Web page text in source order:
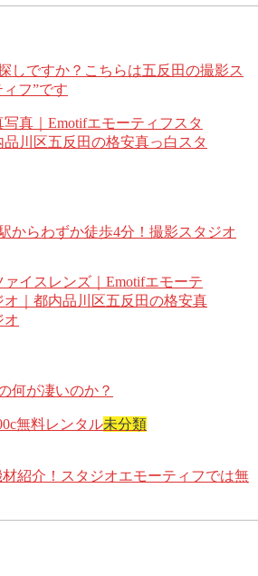
しですか？こちらは五反田の撮影ス
フ”です
からわずか徒歩4分！撮影スタジオ
何が凄いのか？
未分類
材紹介！スタジオエモーティフでは無